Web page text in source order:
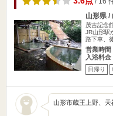
山形県 /
茂吉記念
JR山形駅
路下車、
営業時間
入浴料金
日帰り
山形市蔵王上野、天